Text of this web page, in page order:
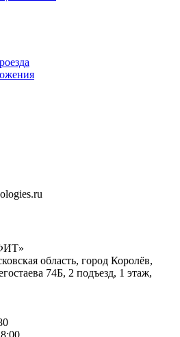
область, город Королёв,
74Б, 2 подъезд, 1 этаж,